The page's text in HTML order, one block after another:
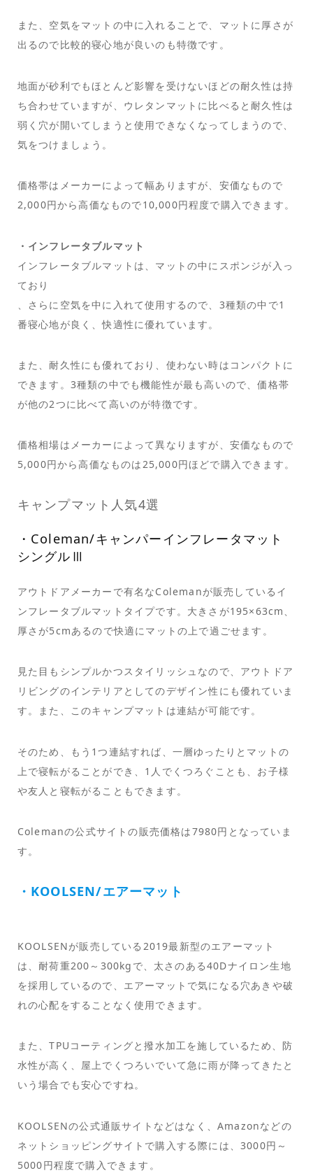
また、空気をマットの中に入れることで、マットに厚さが
出るので比較的寝心地が良いのも特徴です。
地面が砂利でもほとんど影響を受けないほどの耐久性は持
ち合わせていますが、ウレタンマットに比べると耐久性は
弱く穴が開いてしまうと使用できなくなってしまうので、
気をつけましょう。
価格帯はメーカーによって幅ありますが、安価なもので
2,000円から高価なもので10,000円程度で購入できます。
・インフレータブルマット
インフレータブルマットは、マットの中にスポンジが入っ
ており
、さらに空気を中に入れて使用するので、3種類の中で1
番寝心地が良く、快適性に優れています。
また、耐久性にも優れており、使わない時はコンパクトに
できます。3種類の中でも機能性が最も高いので、価格帯
が他の2つに比べて高いのが特徴です。
価格相場はメーカーによって異なりますが、安価なもので
5,000円から高価なものは25,000円ほどで購入できます。
キャンプマット人気4選
・Coleman/キャンパーインフレータマット
シングルⅢ
アウトドアメーカーで有名なColemanが販売しているイ
ンフレータブルマットタイプです。大きさが195×63cm、
厚さが5cmあるので快適にマットの上で過ごせます。
見た目もシンプルかつスタイリッシュなので、アウトドア
リビングのインテリアとしてのデザイン性にも優れていま
す。また、このキャンプマットは連結が可能です。
そのため、もう1つ連結すれば、一層ゆったりとマットの
上で寝転がることができ、1人でくつろぐことも、お子様
や友人と寝転がることもできます。
Colemanの公式サイトの販売価格は7980円となっていま
す。
・KOOLSEN/エアーマット
KOOLSENが販売している2019最新型のエアーマット
は、耐荷重200～300kgで、太さのある40Dナイロン生地
を採用しているので、エアーマットで気になる穴あきや破
れの心配をすることなく使用できます。
また、TPUコーティングと撥水加工を施しているため、防
水性が高く、屋上でくつろいでいて急に雨が降ってきたと
いう場合でも安心ですね。
KOOLSENの公式通販サイトなどはなく、Amazonなどの
ネットショッピングサイトで購入する際には、3000円～
5000円程度で購入できます。